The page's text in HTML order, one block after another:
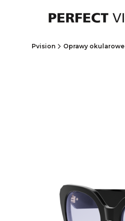
Pvision Oprawy okularowe